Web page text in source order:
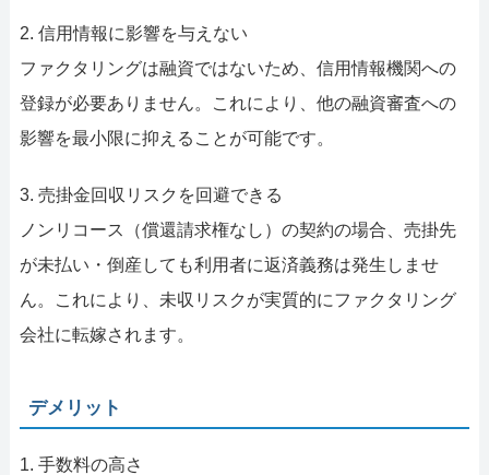
2. 信用情報に影響を与えない
ファクタリングは融資ではないため、信用情報機関への
登録が必要ありません。これにより、他の融資審査への
影響を最小限に抑えることが可能です。
3. 売掛金回収リスクを回避できる
ノンリコース（償還請求権なし）の契約の場合、売掛先
が未払い・倒産しても利用者に返済義務は発生しませ
ん。これにより、未収リスクが実質的にファクタリング
会社に転嫁されます。
デメリット
1. 手数料の高さ